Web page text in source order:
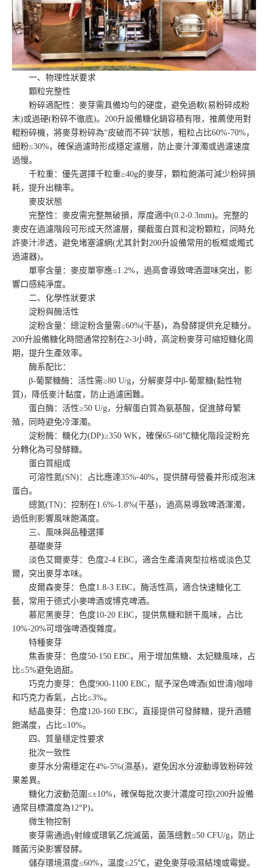
一、物理性狀要求
顆粒完整性
粉碎適配性：麥芽需具備均勻的硬度，避免過軟(易粉碎成粉
末)或過硬(粉碎不徹底)。200升設備糖化鍋容積有限，推薦使用對
輥粉碎機，將麥芽粉碎為“皮破而不碎”狀態，粗粒占比60%-70%，
細粉≤30%，確保過濾時形成穩定濾層，防止麥汁渾濁或過濾速度
過慢。
千粒重：優先選擇千粒重≥40g的麥芽，顆粒飽滿可減少粉碎損
耗，提升出糖率。
麥皮狀態
完整性：麥皮需完整無破損，厚度適中(0.2-0.3mm)。完整的
麥皮在過濾階段可形成天然濾層，攔截蛋白質和淀粉顆粒，同時允
許麥汁滲透，避免堵塞濾網(尤其針對200升設備常用的板框或燭式
過濾器)。
單寧含量：麥皮單寧應≤1.2%，過高會導致啤酒澀味突出，影
響口感純凈度。
二、化學性狀要求
淀粉與酶活性
淀粉含量：總淀粉含量需≥60%(干基)，為發酵提供充足糖分。
200升設備糖化時間通常控制在2-3小時，高淀粉麥芽可縮短糖化周
期，提升生產效率。
酶系配比：
β-葡聚糖酶：活性需≥80 U/g，分解麥芽中β-葡聚糖(黏性物
質)，降低麥汁黏度，防止過濾困難。
蛋白酶：活性≥50 U/g，分解蛋白質為氨基酸，促進酵母繁
殖，同時避免冷渾濁。
淀粉酶：糖化力(DP)≥350 WK，確保65-68℃糖化階段淀粉充
分轉化為可發酵糖。
蛋白質組成
可溶性氮(SN)：占比應達35%-40%，提供酵母營養并形成泡沫
蛋白。
總氮(TN)：控制在1.6%-1.8%(干基)，過高易導致啤酒渾濁，
過低則影響風味飽滿度。
三、風味與品種選擇
基礎麥芽
淡色艾爾麥芽：色度2-4 EBC，適合生產清爽型拉格或淡色艾
爾，突出麥芽本味。
皮爾森麥芽：色度1.8-3 EBC，酶活性高，適合快速糖化工
藝，常用于德式小麥啤酒或博克啤酒。
慕尼黑麥芽：色度10-20 EBC，提供焦糖和餅干風味，占比
10%-20%可增強啤酒復雜度。
特種麥芽
焦香麥芽：色度50-150 EBC，用于增加焦糖、太妃糖風味，占
比≤5%避免過甜。
巧克力麥芽：色度900-1100 EBC，賦予深色啤酒(如世濤)咖啡
和巧克力香氣，占比≤3%。
結晶麥芽：色度120-160 EBC，直接提供可發酵糖，提升酒體
飽滿度，占比≤10%。
四、質量穩定性要求
批次一致性
麥芽水分需穩定在4%-5%(濕基)，避免因水分波動導致粉碎效
果差異。
糖化力波動范圍≤±10%，確保每批次麥汁濃度可控(200升設備
通常目標濃度為12°P)。
微生物控制
麥芽需通過γ射線或環氧乙烷滅菌，菌落總數≤50 CFU/g，防止
雜菌污染影響發酵。
儲存環境濕度≤60%，溫度≤25℃，避免麥芽吸濕結塊或霉變。